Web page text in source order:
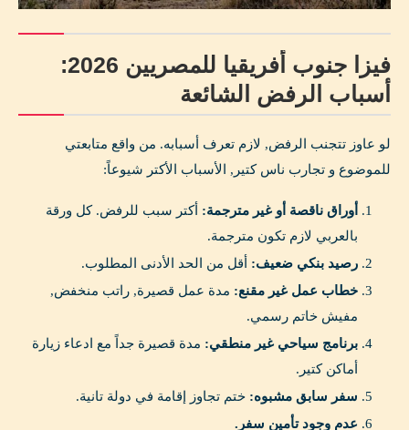
فيزا جنوب أفريقيا للمصريين 2026:
أسباب الرفض الشائعة
لو عاوز تتجنب الرفض, لازم تعرف أسبابه. من واقع متابعتي
للموضوع و تجارب ناس كتير, الأسباب الأكتر شيوعاً:
أوراق ناقصة أو غير مترجمة: أكتر سبب للرفض. كل ورقة
بالعربي لازم تكون مترجمة.
رصيد بنكي ضعيف: أقل من الحد الأدنى المطلوب.
خطاب عمل غير مقنع: مدة عمل قصيرة, راتب منخفض,
مفيش خاتم رسمي.
برنامج سياحي غير منطقي: مدة قصيرة جداً مع ادعاء زيارة
أماكن كتير.
سفر سابق مشبوه: ختم تجاوز إقامة في دولة تانية.
عدم وجود تأمين سفر.